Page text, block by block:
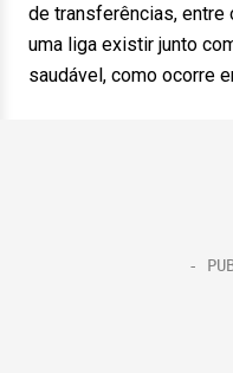
de transferências,
uma liga existir junto
saudável, como ocorre